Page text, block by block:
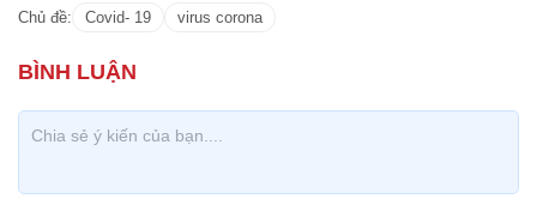
Chủ đề: Covid- 19 virus corona